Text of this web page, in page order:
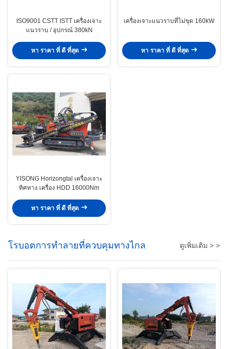
ISO9001 CSTT ISTT เครื่องเจาะ
แนวราบ / อุปกรณ์ 380kN
หา ราคา ที่ ดี ที่สุด
เครื่องเจาะแนวราบที่ไม่ขุด 160kW
หา ราคา ที่ ดี ที่สุด
YISONG Horizongtal เครื่องเจาะ
ทิศทาง เครื่อง HDD 16000Nm
หา ราคา ที่ ดี ที่สุด
โรบอตการทําลายที่ควบคุมทางไกล ดูเพิ่มเติม > >